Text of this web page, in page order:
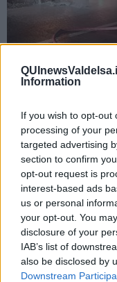
Information
If you wish to opt-out
processing of your
targeted advertising
section to confirm
opt-out request is
interest-based ads
us or personal
your opt-out. You
disclosure of your
IAB’s list of
also be disclosed by
Downstream
Il rogo che ha
MONTERIGGIONI —
dove è scattato
state segnalate
I vigili del fuoco del
ore 20 e 20 a
per un incendio